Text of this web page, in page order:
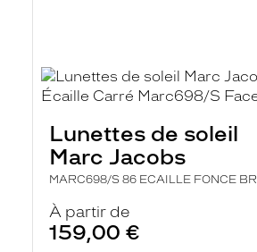
Lunettes de soleil
Marc Jacobs
MARC698/S 86 ECAILLE FONCE BRI
À partir de
159,00 €